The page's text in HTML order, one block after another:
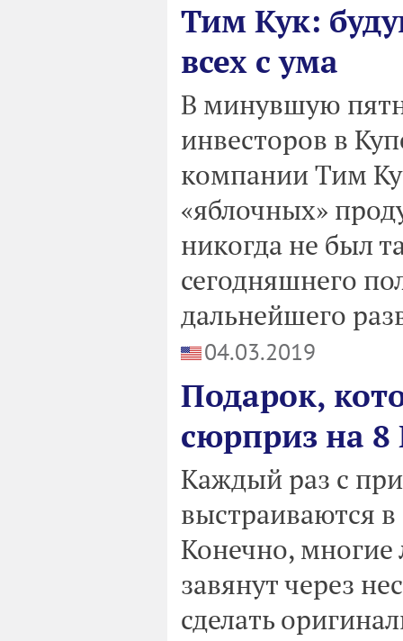
Тим Кук:
всех с ума
В минувшую
инвесторов в
компании Тим
«яблочных»
никогда не был
сегодняшнего
дальнейшего
04.03.2019
Подарок,
сюрприз на
Каждый раз с
выстраиваются
Конечно,
завянут через
сделать